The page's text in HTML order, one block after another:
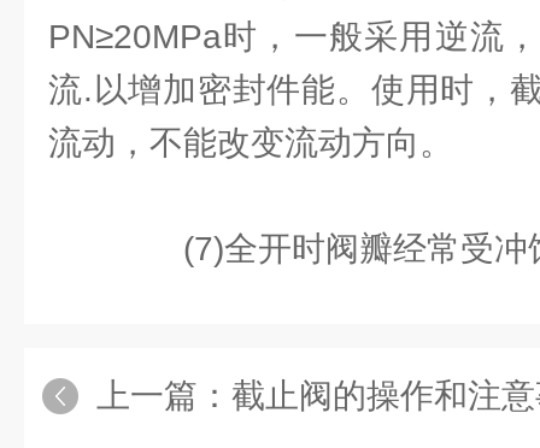
PN≥20MPa时，一般采用逆流
流.以增加密封件能。使用时，
流动，不能改变流动方向。
(7)全开时阀瓣经常受冲
上一篇： 截止阀的操作和注